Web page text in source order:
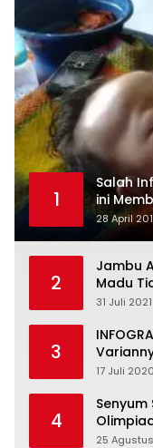
1
Salah
ini
28 April
2
Jambu
Madu
31 Juli 2021
3
17 Juli 2020
4
Senyum
25